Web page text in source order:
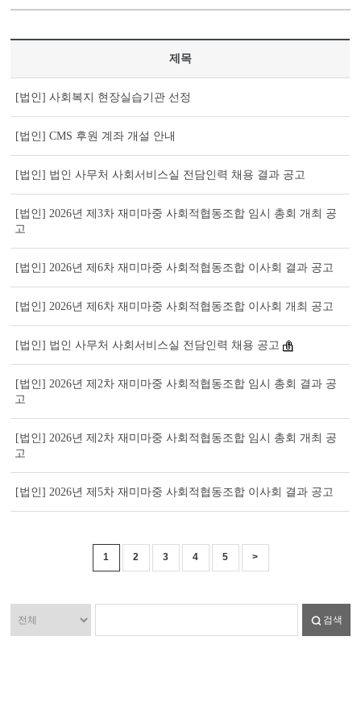
제목
[법인] 사회복지 현장실습기관 선정
[법인] CMS 후원 계좌 개설 안내
[법인] 법인 사무처 사회서비스실 전담인력 채용 결과 공고
[법인] 2026년 제3차 재미마중 사회적협동조합 임시 총회 개최 공
고
[법인] 2026년 제6차 재미마중 사회적협동조합 이사회 결과 공고
[법인] 2026년 제6차 재미마중 사회적협동조합 이사회 개최 공고
[법인] 법인 사무처 사회서비스실 전담인력 채용 공고
[법인] 2026년 제2차 재미마중 사회적협동조합 임시 총회 결과 공
고
[법인] 2026년 제2차 재미마중 사회적협동조합 임시 총회 개최 공
고
[법인] 2026년 제5차 재미마중 사회적협동조합 이사회 결과 공고
1 2 3 4 5 >
검색